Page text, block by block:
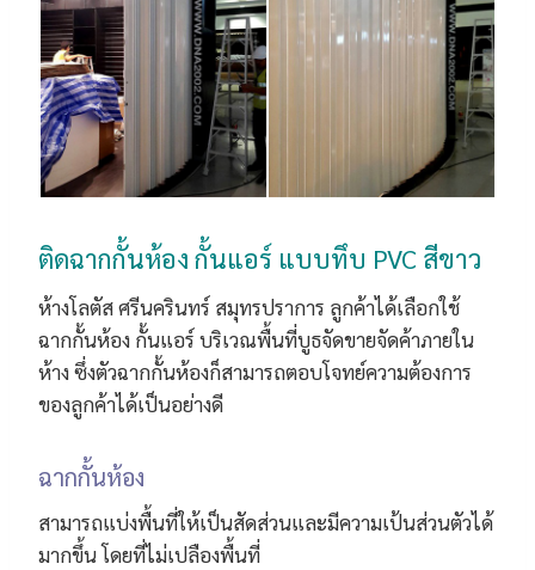
ติดฉากกั้นห้อง กั้นแอร์ แบบทึบ PVC สีขาว
ห้างโลตัส ศรีนครินทร์ สมุทรปราการ ลูกค้าได้เลือกใช้
ฉากกั้นห้อง กั้นแอร์ บริเวณพื้นที่บูธจัดขายจัดค้าภายใน
ห้าง ซึ่งตัวฉากกั้นห้องก็สามารถตอบโจทย์ความต้องการ
ของลูกค้าได้เป็นอย่างดี
ฉากกั้นห้อง
สามารถแบ่งพื้นที่ให้เป็นสัดส่วนและมีความเป้นส่วนตัวได้
มากขึ้น โดยที่ไม่เปลืองพื้นที่